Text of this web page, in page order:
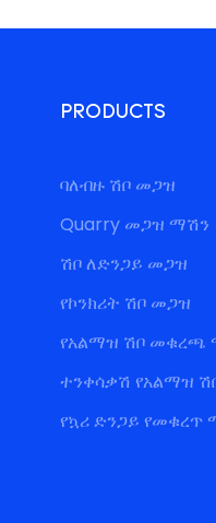
PRODUCTS
ባለብዙ ሽቦ መጋዝ
Quarry መጋዝ ማሽን
ሽቦ ለድንጋይ መጋዝ
የኮንክሪት ሽቦ መጋዝ
የአልማዝ ሽቦ መቁረጫ
ተንቀሳቃሽ የአልማዝ
የኳሪ ድንጋይ የመቁረጥ